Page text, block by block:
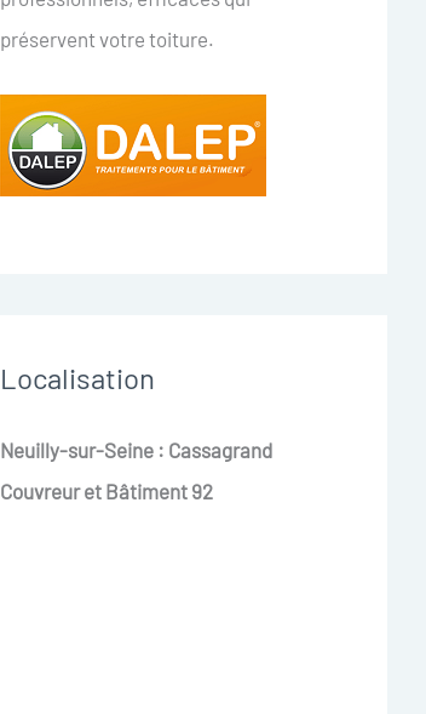
préservent votre toiture.
Localisation
Neuilly-sur-Seine : Cassagrand
Couvreur et Bâtiment 92